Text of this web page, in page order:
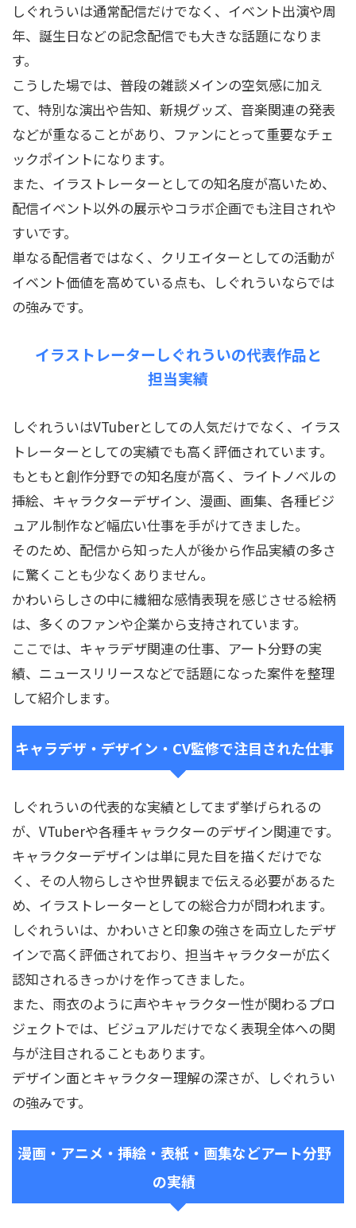
しぐれういは通常配信だけでなく、イベント出演や周
年、誕生日などの記念配信でも大きな話題になりま
す。
こうした場では、普段の雑談メインの空気感に加え
て、特別な演出や告知、新規グッズ、音楽関連の発表
などが重なることがあり、ファンにとって重要なチェ
ックポイントになります。
また、イラストレーターとしての知名度が高いため、
配信イベント以外の展示やコラボ企画でも注目されや
すいです。
単なる配信者ではなく、クリエイターとしての活動が
イベント価値を高めている点も、しぐれういならでは
の強みです。
イラストレーターしぐれういの代表作品と
担当実績
しぐれういはVTuberとしての人気だけでなく、イラス
トレーターとしての実績でも高く評価されています。
もともと創作分野での知名度が高く、ライトノベルの
挿絵、キャラクターデザイン、漫画、画集、各種ビジ
ュアル制作など幅広い仕事を手がけてきました。
そのため、配信から知った人が後から作品実績の多さ
に驚くことも少なくありません。
かわいらしさの中に繊細な感情表現を感じさせる絵柄
は、多くのファンや企業から支持されています。
ここでは、キャラデザ関連の仕事、アート分野の実
績、ニュースリリースなどで話題になった案件を整理
して紹介します。
キャラデザ・デザイン・CV監修で注目された仕事
しぐれういの代表的な実績としてまず挙げられるの
が、VTuberや各種キャラクターのデザイン関連です。
キャラクターデザインは単に見た目を描くだけでな
く、その人物らしさや世界観まで伝える必要があるた
め、イラストレーターとしての総合力が問われます。
しぐれういは、かわいさと印象の強さを両立したデザ
インで高く評価されており、担当キャラクターが広く
認知されるきっかけを作ってきました。
また、雨衣のように声やキャラクター性が関わるプロ
ジェクトでは、ビジュアルだけでなく表現全体への関
与が注目されることもあります。
デザイン面とキャラクター理解の深さが、しぐれうい
の強みです。
漫画・アニメ・挿絵・表紙・画集などアート分野
の実績